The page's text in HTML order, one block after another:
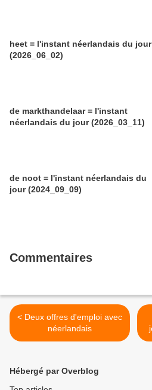
heet = l'instant néerlandais du jour
(2026_06_02)
de markthandelaar = l'instant
néerlandais du jour (2026_03_11)
de noot = l'instant néerlandais du
jour (2024_09_09)
Commentaires
< Deux offres d'emploi avec
néerlandais
Hébergé par Overblog